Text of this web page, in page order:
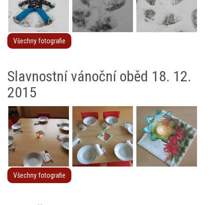
Všechny fotografie
Slavnostní vánoční oběd 18. 12.
2015
Všechny fotografie